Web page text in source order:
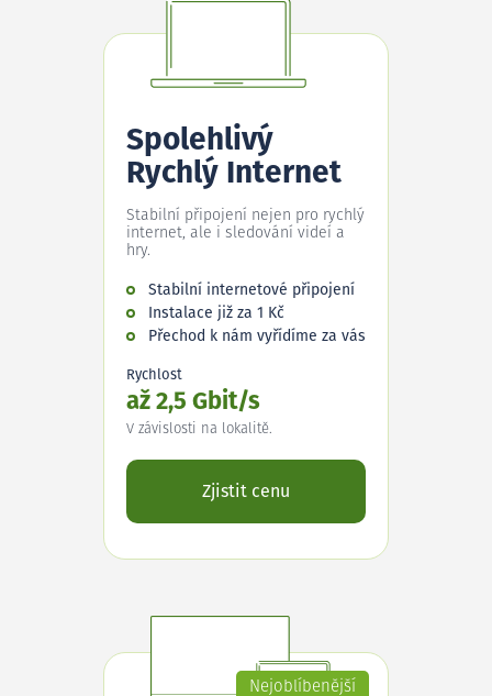
Spolehlivý
Rychlý Internet
Stabilní připojení nejen pro rychlý
internet, ale i sledování videí a
hry.
Stabilní internetové připojení
Instalace již za 1 Kč
Přechod k nám vyřídíme za vás
Rychlost
až 2,5 Gbit/s
V závislosti na lokalitě.
Zjistit cenu
Nejoblíbenější